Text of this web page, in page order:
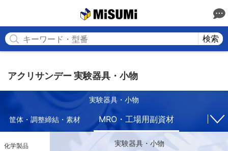
検索
アクリサンデー 実験器具・小物
実験器具・小物
筐体・調整締結・素材 MRO・工場用副資材
化学製品 実験器具・小物